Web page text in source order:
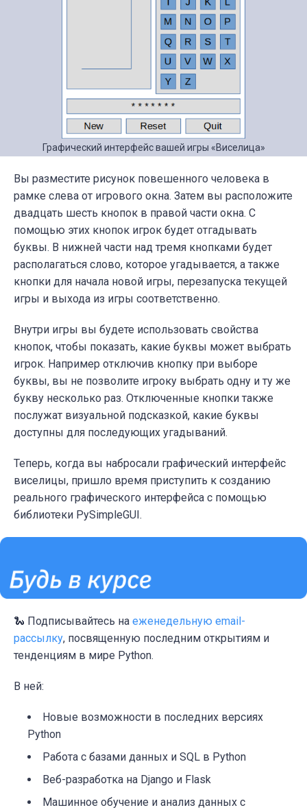
Графический интерфейс вашей игры «Виселица»
Вы разместите рисунок повешенного человека в
рамке слева от игрового окна. Затем вы расположите
двадцать шесть кнопок в правой части окна. С
помощью этих кнопок игрок будет отгадывать
буквы. В нижней части над тремя кнопками будет
располагаться слово, которое угадывается, а также
кнопки для начала новой игры, перезапуска текущей
игры и выхода из игры соответственно.
Внутри игры вы будете использовать свойства
кнопок, чтобы показать, какие буквы может выбрать
игрок. Например отключив кнопку при выборе
буквы, вы не позволите игроку выбрать одну и ту же
букву несколько раз. Отключенные кнопки также
послужат визуальной подсказкой, какие буквы
доступны для последующих угадываний.
Теперь, когда вы набросали графический интерфейс
виселицы, пришло время приступить к созданию
реального графического интерфейса с помощью
библиотеки PySimpleGUI.
🐍 Подписывайтесь на еженедельную email-
рассылку, посвященную последним открытиям и
тенденциям в мире Python.
В ней:
Новые возможности в последних версиях
Python
Работа с базами данных и SQL в Python
Веб-разработка на Django и Flask
Машинное обучение и анализ данных с